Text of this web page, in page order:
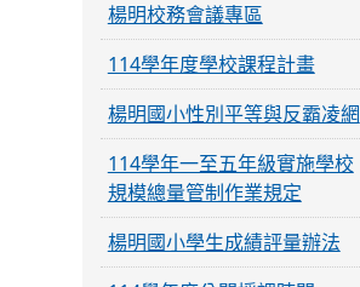
楊明校務會議專區
114學年度學校課程計畫
楊明國小性別平等與反霸凌網
114學年一至五年級實施學校
規模總量管制作業規定
楊明國小學生成績評量辦法